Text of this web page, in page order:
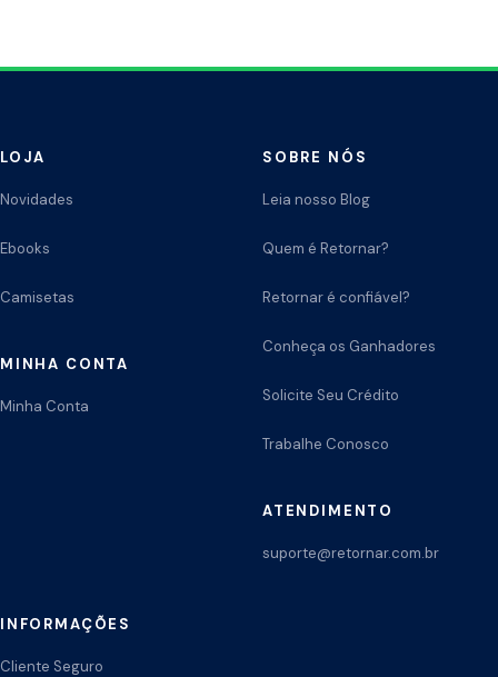
LOJA
Novidades
Ebooks
Camisetas
MINHA CONTA
Minha Conta
SOBRE NÓS
Leia nosso Blog
Quem é Retornar?
Retornar é confiável?
Conheça os Ganhadores
Solicite Seu Crédito
Trabalhe Conosco
ATENDIMENTO
suporte@retornar.com.br
INFORMAÇÕES
Cliente Seguro